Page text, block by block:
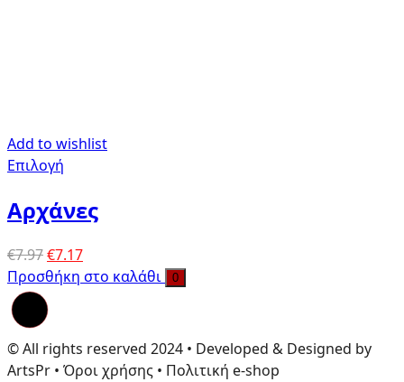
Add to wishlist
Επιλογή
Αρχάνες
€7.97Original
price
was:
€7.97.
€7.17Η
τρέχουσα
€7.17.
Προσθήκη στο καλάθι 0
© All rights reserved 2024 • Developed & Designed by
ArtsPr • Όροι χρήσης • Πολιτική e-shop